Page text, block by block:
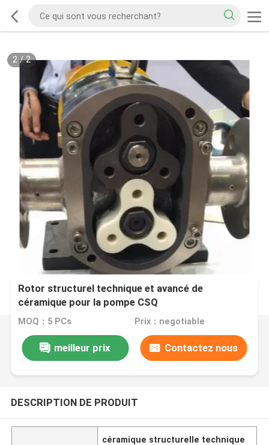
2/2
Rotor structurel technique et avancé de
céramique pour la pompe CSQ
MOQ：5 PCs Prix：negotiable
meilleur prix Contactez nous
DESCRIPTION DE PRODUIT
céramique structurelle technique